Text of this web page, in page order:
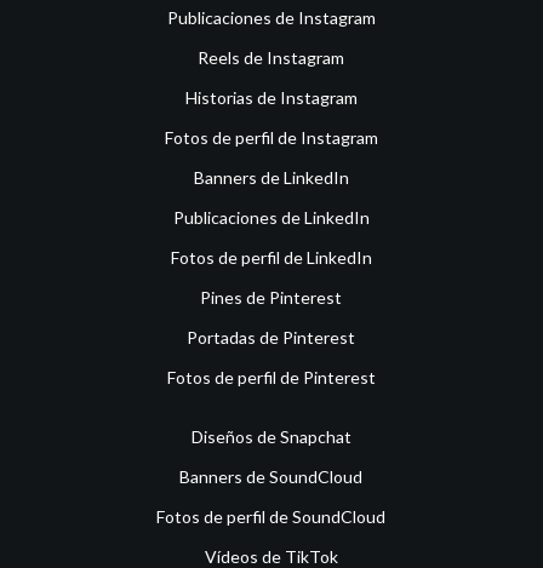
Publicaciones de Instagram
Reels de Instagram
Historias de Instagram
Fotos de perfil de Instagram
Banners de LinkedIn
Publicaciones de LinkedIn
Fotos de perfil de LinkedIn
Pines de Pinterest
Portadas de Pinterest
Fotos de perfil de Pinterest
Diseños de Snapchat
Banners de SoundCloud
Fotos de perfil de SoundCloud
Vídeos de TikTok